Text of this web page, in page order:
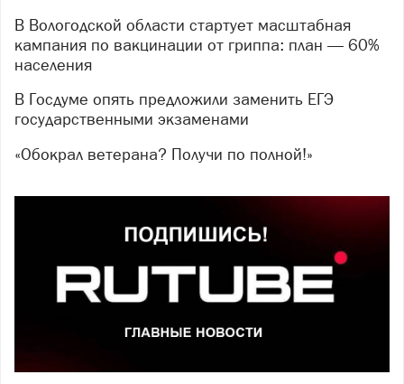
В Вологодской области стартует масштабная
кампания по вакцинации от гриппа: план — 60%
населения
В Госдуме опять предложили заменить ЕГЭ
государственными экзаменами
«Обокрал ветерана? Получи по полной!»